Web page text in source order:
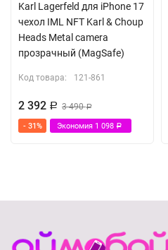
Karl Lagerfeld для iPhone 17
чехол IML NFT Karl & Choup
Heads Metal camera
прозрачный (MagSafe)
Код товара: 121-861
2 392 Р 3 490Р
- 31% Экономия 1 098 Р